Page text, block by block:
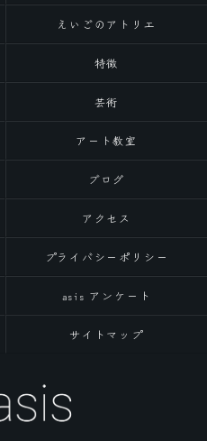
えいごのアトリエ
特徴
芸術
アート教室
ブログ
アクセス
プライバシーポリシー
asis アンケート
サイトマップ